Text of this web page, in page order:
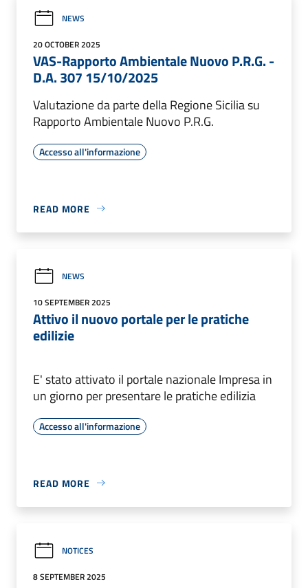
NEWS
20 OCTOBER 2025
VAS-Rapporto Ambientale Nuovo P.R.G. -
D.A. 307 15/10/2025
Valutazione da parte della Regione Sicilia su
Rapporto Ambientale Nuovo P.R.G.
Accesso all'informazione
READ MORE
NEWS
10 SEPTEMBER 2025
Attivo il nuovo portale per le pratiche
edilizie
E' stato attivato il portale nazionale Impresa in
un giorno per presentare le pratiche edilizia
Accesso all'informazione
READ MORE
NOTICES
8 SEPTEMBER 2025